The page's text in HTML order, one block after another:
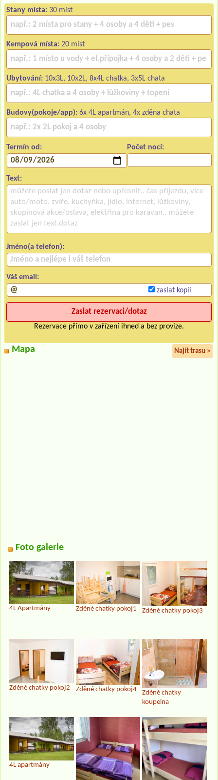
Stany místa: 30 míst
Kempová místa: 20 míst
Ubytování: 10x3L, 10x2L, 8x4L chatka, 3x5L chata
Budovy(pokoje/app): 6x 4L apartmán, 4x zděna chata
Termín od: Počet nocí:
Text:
Jméno(a telefon):
Váš email:
zaslat kopii
Rezervace přímo v zařízení ihned a bez provize.
Mapa Najít trasu »
Foto galerie
4L Apartmány Zděné chatky pokoj1 Zděné chatky pokoj3
Zděné chatky pokoj2 Zděné chatky pokoj4
Zděné chatky
koupelna
4L apartmány